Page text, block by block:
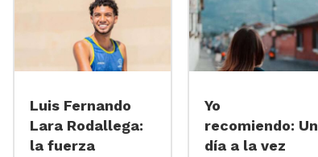
Luis Fernando
Lara Rodallega:
la fuerza
Yo
recomiendo: Un
día a la vez